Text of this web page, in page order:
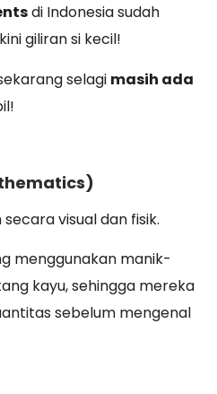
di Indonesia sudah
giliran si kecil!
selagi masih ada
visual dan fisik.
menggunakan manik-
kayu, sehingga mereka
sebelum mengenal